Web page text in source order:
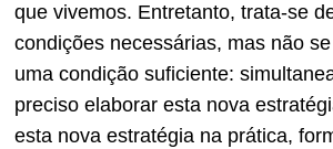
que vivemos. Entretanto, trata-se
condições necessárias, mas não
uma condição suficiente:
preciso elaborar esta nova
esta nova estratégia na prática,